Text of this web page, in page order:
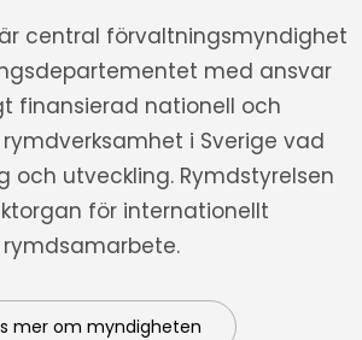
central förvaltningsmyndighet
med ansvar
finansierad nationell och
i Sverige vad
och utveckling. Rymdstyrelsen
för internationellt
rymdsamarbete.
mer om myndigheten